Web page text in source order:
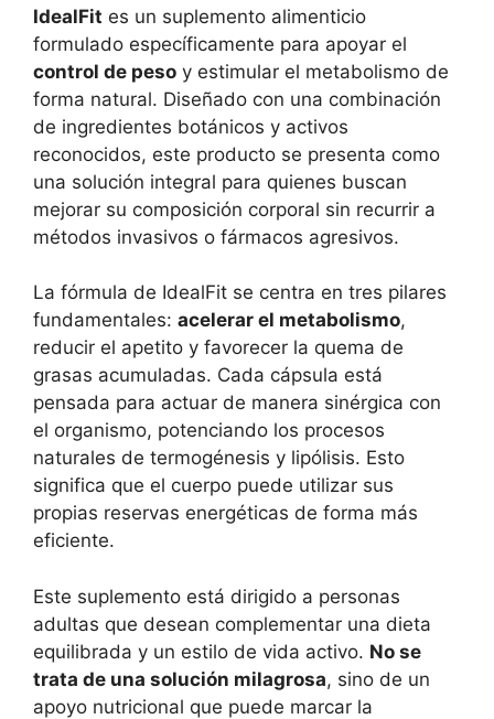
IdealFit es un suplemento alimenticio
formulado específicamente para apoyar el
control de peso y estimular el metabolismo de
forma natural. Diseñado con una combinación
de ingredientes botánicos y activos
reconocidos, este producto se presenta como
una solución integral para quienes buscan
mejorar su composición corporal sin recurrir a
métodos invasivos o fármacos agresivos.
La fórmula de IdealFit se centra en tres pilares
fundamentales: acelerar el metabolismo,
reducir el apetito y favorecer la quema de
grasas acumuladas. Cada cápsula está
pensada para actuar de manera sinérgica con
el organismo, potenciando los procesos
naturales de termogénesis y lipólisis. Esto
significa que el cuerpo puede utilizar sus
propias reservas energéticas de forma más
eficiente.
Este suplemento está dirigido a personas
adultas que desean complementar una dieta
equilibrada y un estilo de vida activo. No se
trata de una solución milagrosa, sino de un
apoyo nutricional que puede marcar la